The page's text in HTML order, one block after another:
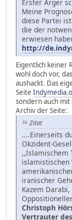
Erster Ärger
Meine
diese Partei
die der
erwiesen
http://
Eigentlich keiner
wohl doch vor,
aushackt. Das
Seite
sondern auch mit
Archiv der Seite:
Zitat
....Einerseits
Okzident-
,,Islamischem
islamistischen
iranischer
Kazem
Christoph
Vertrauter